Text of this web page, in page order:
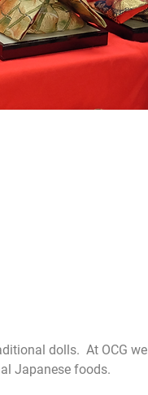
dolls.  At OCG we
Japanese foods.